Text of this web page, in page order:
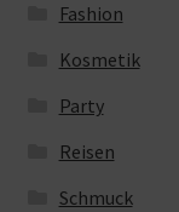
Fashion
Kosmetik
Party
Reisen
Schmuck